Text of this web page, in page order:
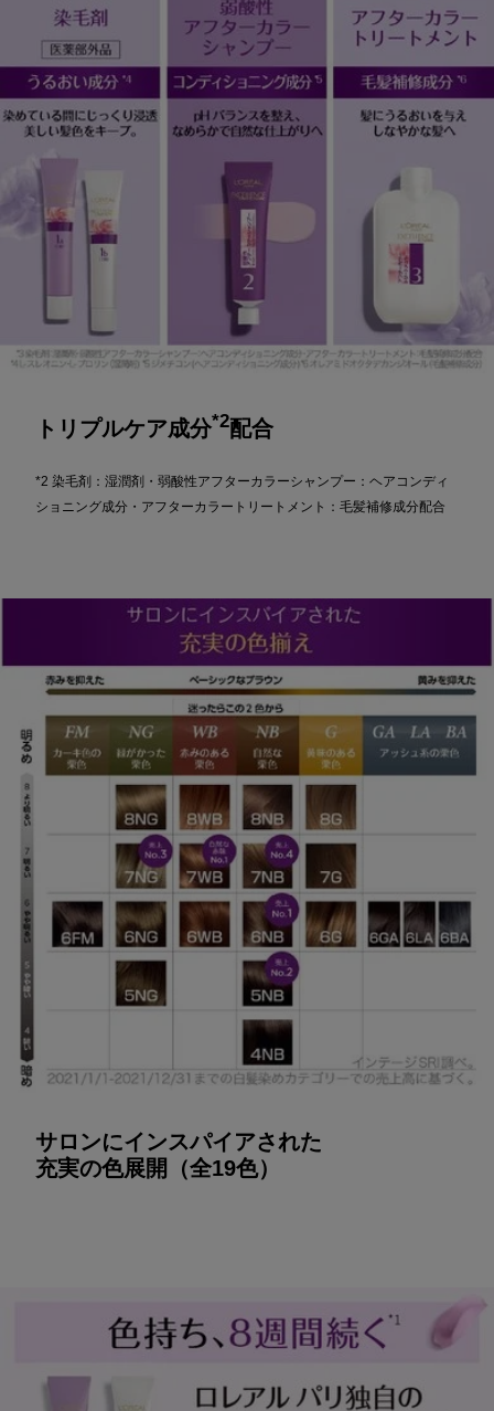
トリプルケア成分*2配合
*2 染毛剤：湿潤剤・弱酸性アフターカラーシャンプー：ヘアコンディ
ショニング成分・アフターカラートリートメント：毛髪補修成分配合
サロンにインスパイアされた
充実の色展開（全19色）